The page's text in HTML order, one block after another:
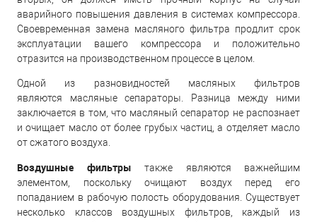
аварийного повышения давления в системах компрессора.
Своевременная замена масляного фильтра продлит срок
эксплуатации вашего компрессора и положительно
отразится на производственном процессе в целом.
Одной из разновидностей масляных фильтров
являются масляные сепараторы. Разница между ними
заключается в том, что масляный сепаратор не распознает
и очищает масло от более грубых частиц, а отделяет масло
от сжатого воздуха.
Воздушные фильтры также являются важнейшим
элементом, поскольку очищают воздух перед его
попаданием в рабочую полость оборудования. Существует
несколько классов воздушных фильтров, каждый из